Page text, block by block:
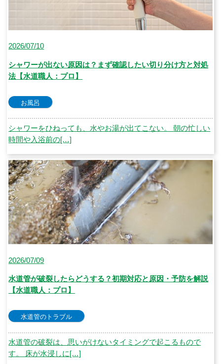
2026/07/10
シャワーが出ない原因は？まず確認したい切り分け方と対処
法【水道職人：プロ】
お風呂
シャワーをひねっても、水やお湯が出てこない。 朝の忙しい
時間や入浴前の[…]
2026/07/09
水道管が破裂したらどうする？初期対応と原因・予防を解説
【水道職人：プロ】
水道管のトラブル
水道管の破裂は、思いがけないタイミングで起こるもので
す。 床が水浸しに[…]